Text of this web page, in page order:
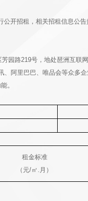
公开招租，相关招租信息公告
园路219号，地处琶洲互联
、阿里巴巴、唯品会等众多企
。
租金标准
（元/㎡.月）